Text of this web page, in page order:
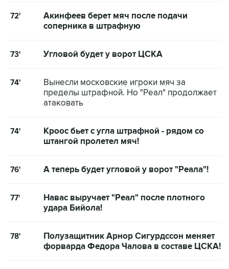
72'
Акинфеев берет мяч после подачи
соперника в штрафную
73' Угловой будет у ворот ЦСКА
74'
Вынесли московские игроки мяч за
пределы штрафной. Но "Реал" продолжает
атаковать
74'
Кроос бьет с угла штрафной - рядом со
штангой пролетел мяч!
76' А теперь будет угловой у ворот "Реала"!
77'
Навас выручает "Реал" после плотного
удара Бийола!
78'
Полузащитник Арнор Сигурдссон меняет
форварда Федора Чалова в составе ЦСКА!